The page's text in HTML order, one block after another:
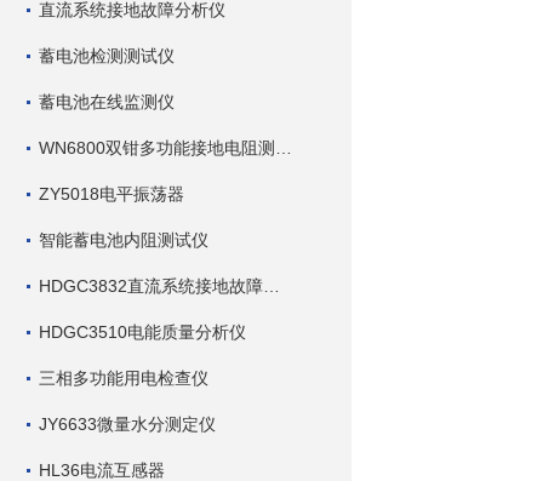
直流系统接地故障分析仪
蓄电池检测测试仪
蓄电池在线监测仪
ZY5018电平振荡器
智能蓄电池内阻测试仪
HDGC3510电能质量分析仪
三相多功能用电检查仪
JY6633微量水分测定仪
HL36电流互感器